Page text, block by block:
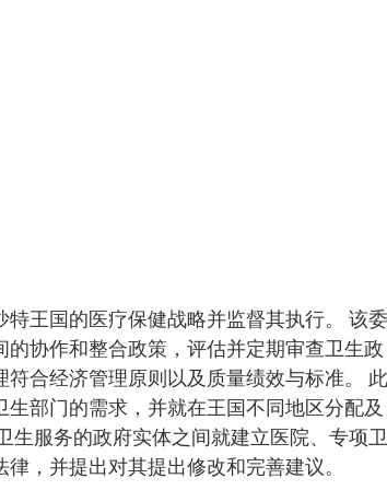
王国的医疗保健战略并监督其执行。 该委
协作和整合政策，评估并定期审查卫生政
合经济管理原则以及质量绩效与标准。 此
部门的需求，并就在王国不同地区分配及
生服务的政府实体之间就建立医院、专项卫
，并提出对其提出修改和完善建议。